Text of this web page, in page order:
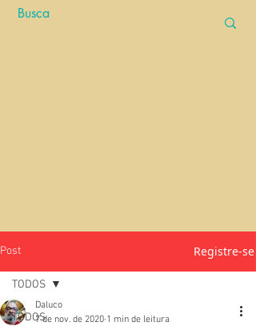
Post Registre-se
TODOS
TODOS
Daluco
7 de nov. de 2020 1 min de leitura